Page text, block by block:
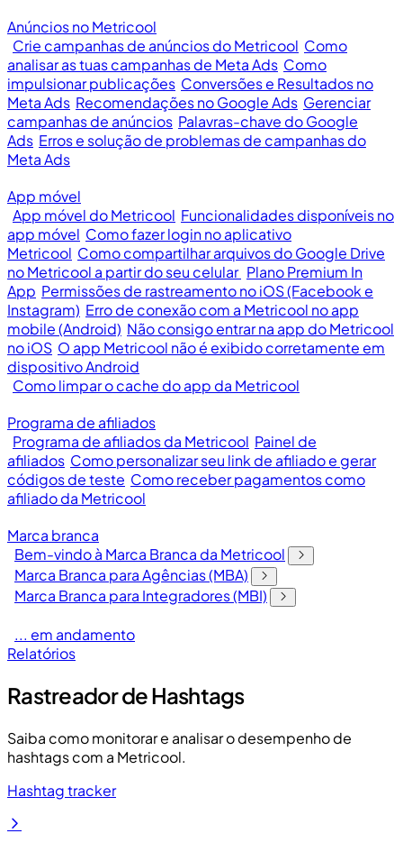
Anúncios no Metricool
Crie campanhas de anúncios do Metricool Como
analisar as tuas campanhas de Meta Ads Como
impulsionar publicações Conversões e Resultados no
Meta Ads Recomendações no Google Ads Gerenciar
campanhas de anúncios Palavras-chave do Google
Ads Erros e solução de problemas de campanhas do
Meta Ads
App móvel
App móvel do Metricool Funcionalidades disponíveis no
app móvel Como fazer login no aplicativo
Metricool Como compartilhar arquivos do Google Drive
no Metricool a partir do seu celular Plano Premium In
App Permissões de rastreamento no iOS (Facebook e
Instagram) Erro de conexão com a Metricool no app
mobile (Android) Não consigo entrar na app do Metricool
no iOS O app Metricool não é exibido corretamente em
dispositivo Android
Como limpar o cache do app da Metricool
Programa de afiliados
Programa de afiliados da Metricool Painel de
afiliados Como personalizar seu link de afiliado e gerar
códigos de teste Como receber pagamentos como
afiliado da Metricool
Marca branca
Bem-vindo à Marca Branca da Metricool
Marca Branca para Agências (MBA)
Marca Branca para Integradores (MBI)
... em andamento
Relatórios
Rastreador de Hashtags
Saiba como monitorar e analisar o desempenho de
hashtags com a Metricool.
Hashtag tracker